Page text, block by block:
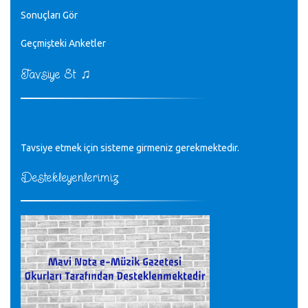
♪
sayın müfit bey bilgilerinizi kontrol edi 6440 sayılı cso
CÜNEYT BALKIZ - 15.11.2022
Sonuçları Gör
Geçmişteki Anketler
Tavsiye Et ♫
Tavsiye etmek için sisteme girmeniz gerekmektedir.
Destekleyenlerimiz